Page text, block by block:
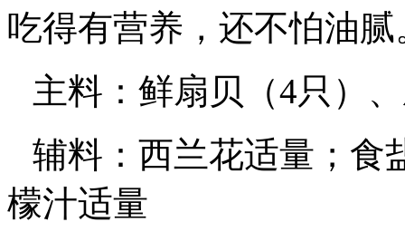
吃得有营养，还不怕油腻
主料：鲜扇贝（4只）
辅料：西兰花适量；食
檬汁适量